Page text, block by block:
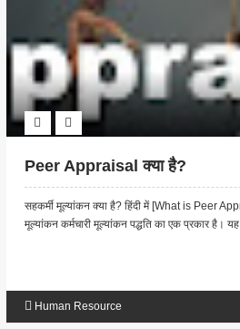
Peer Appraisal क्या है?
सहकर्मी मूल्यांकन क्या है? हिंदी में [What is Peer
मूल्यांकन कर्मचारी मूल्यांकन पद्धति का एक प्रकार है।
Human Resource